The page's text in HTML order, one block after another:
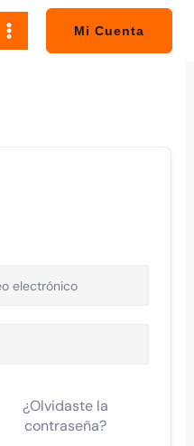
Mi Cuenta
¿Olvidaste la
contraseña?